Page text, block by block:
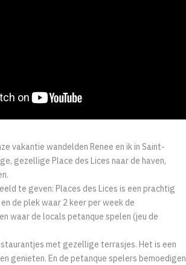
vakantie wandelden Renee en ik in Saint-
gezellige Place des Lices naar de haven,
te geven: Places des Lices is een prachtig
de plek waar 2 keer per week de
waar de locals petanque spelen (jeu de
met gezellige terrasjes. Het is een
genieten. En de petanque spelers bemoedigen